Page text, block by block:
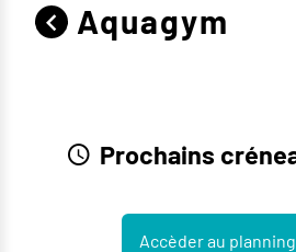
Aquagym
Prochains
Accèder au planning